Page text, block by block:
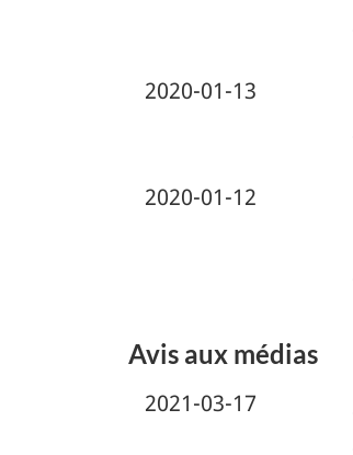
2020-01-13
2020-01-12
Avis aux médias
2021-03-17